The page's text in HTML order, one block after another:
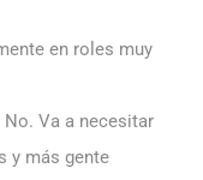
en roles muy
No. Va a necesitar
y más gente